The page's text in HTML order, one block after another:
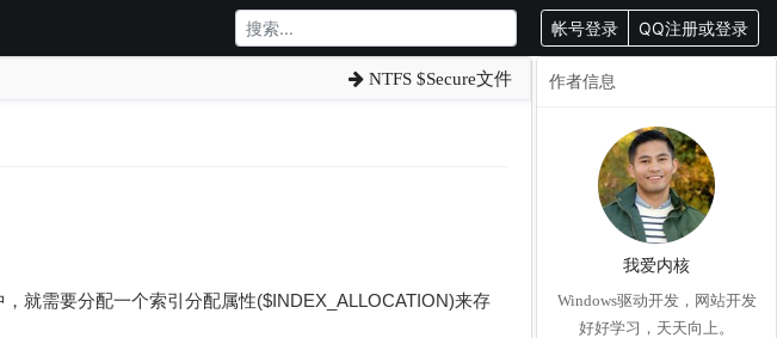
帐号登录 QQ注册或登录
NTFS $Secure文件
就需要分配一个索引分配属性($INDEX_ALLOCATION)来存
作者信息
我爱内核
Windows驱动开发，网站开发
好好学习，天天向上。